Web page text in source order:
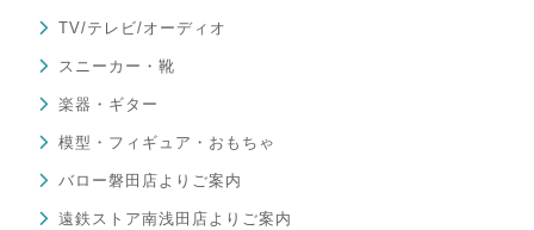
TV/テレビ/オーディオ
スニーカー・靴
楽器・ギター
模型・フィギュア・おもちゃ
バロー磐田店よりご案内
遠鉄ストア南浅田店よりご案内